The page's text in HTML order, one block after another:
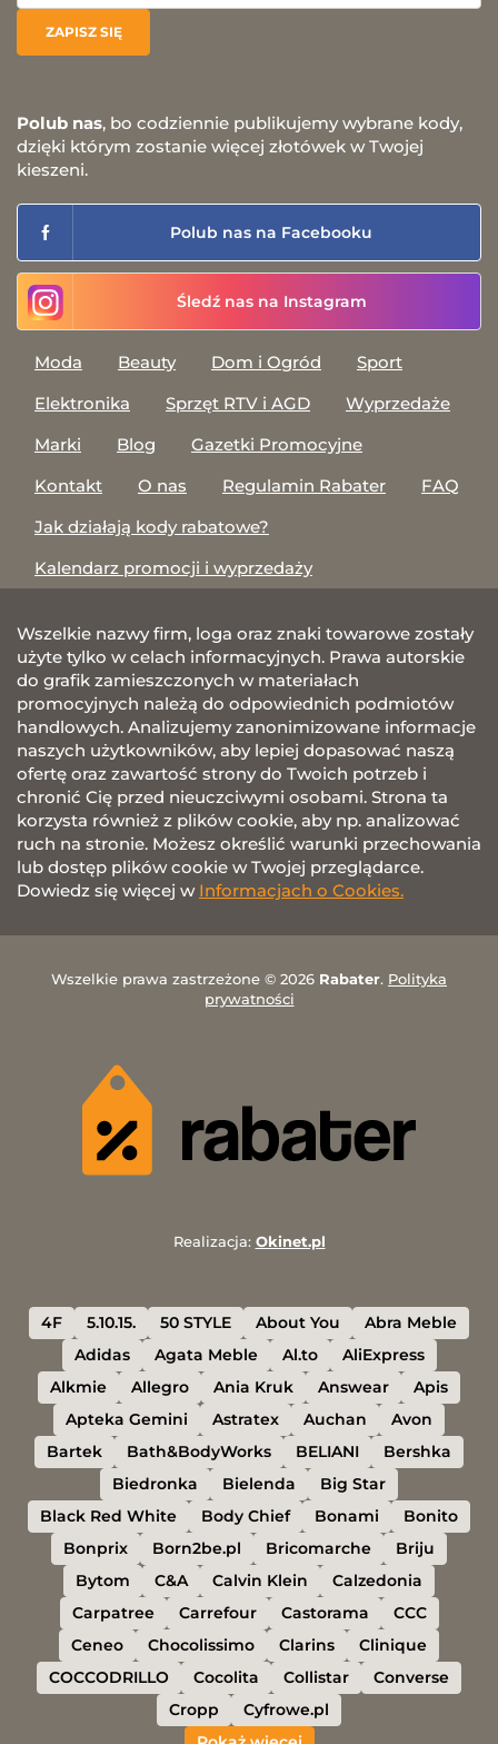
Polub nas, bo codziennie publikujemy wybrane kody,
dzięki którym zostanie więcej złotówek w Twojej
kieszeni.
Polub nas na Facebooku
Śledź nas na Instagram
Moda Beauty Dom i Ogród
Sport
Elektronika
Sprzęt RTV i AGD
Wyprzedaże
Marki
Blog
Gazetki Promocyjne
Kontakt
O nas Regulamin Rabater
FAQ
Jak działają kody rabatowe?
Kalendarz promocji i wyprzedaży
Wszelkie nazwy firm, loga oraz znaki towarowe zostały
użyte tylko w celach informacyjnych. Prawa autorskie
do grafik zamieszczonych w materiałach
promocyjnych należą do odpowiednich podmiotów
handlowych. Analizujemy zanonimizowane informacje
naszych użytkowników, aby lepiej dopasować naszą
ofertę oraz zawartość strony do Twoich potrzeb i
chronić Cię przed nieuczciwymi osobami. Strona ta
korzysta również z plików cookie, aby np. analizować
ruch na stronie. Możesz określić warunki przechowania
lub dostęp plików cookie w Twojej przeglądarce.
Dowiedz się więcej w Informacjach o Cookies.
Wszelkie prawa zastrzeżone © 2026 Rabater. Polityka
prywatności
Realizacja: Okinet.pl
4F 5.10.15. 50 STYLE About You
Abra Meble
Adidas
Agata Meble Al.to
AliExpress
Alkmie
Allegro Ania Kruk Answear
Apis
Apteka Gemini
Astratex Auchan
Avon
Bartek
Bath&BodyWorks BELIANI
Bershka
Biedronka
Bielenda
Big Star
Black Red White
Body Chief Bonami
Bonito
Bonprix
Born2be.pl Bricomarche
Briju
Bytom
C&A Calvin Klein
Calzedonia
Carpatree
Carrefour Castorama
CCC
Ceneo
Chocolissimo Clarins
Clinique
COCCODRILLO
Cocolita Collistar
Converse
Cropp
Cyfrowe.pl